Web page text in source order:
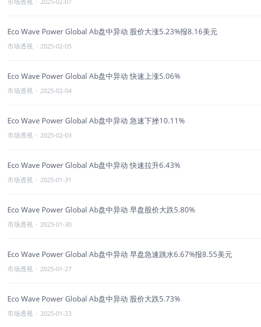
Eco Wave Power Global Ab盘中异动 股价大涨5.23%报8.16美元
市场透视 · 2025-02-05
Eco Wave Power Global Ab盘中异动 快速上涨5.06%
市场透视 · 2025-02-04
Eco Wave Power Global Ab盘中异动 急速下挫10.11%
市场透视 · 2025-02-03
Eco Wave Power Global Ab盘中异动 快速拉升6.43%
市场透视 · 2025-01-31
Eco Wave Power Global Ab盘中异动 早盘股价大跌5.80%
市场透视 · 2025-01-30
Eco Wave Power Global Ab盘中异动 早盘急速跳水6.67%报8.55美元
市场透视 · 2025-01-27
Eco Wave Power Global Ab盘中异动 股价大跌5.73%
市场透视 · 2025-01-23